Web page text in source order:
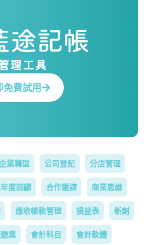
理工具
免費試用
業轉型 公司登記 分店管理
度回顧 合作邀請 商業思維
應收帳款管理 損益表 新創
業 會計科目 會計軟體